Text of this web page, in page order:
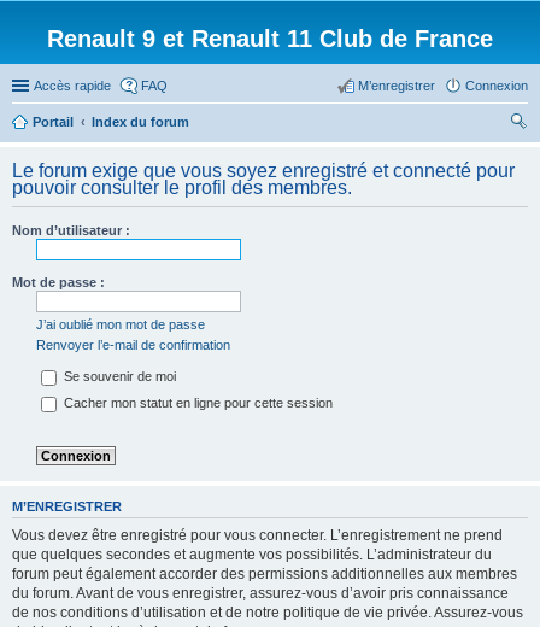
Renault 9 et Renault 11 Club de France
Accès rapide FAQ Connexion
M’enregistrer
Portail
Index du forum
her
ch
Le forum exige que vous soyez enregistré et connecté pour
pouvoir consulter le profil des membres.
Nom d’utilisateur :
Mot de passe :
J’ai oublié mon mot de passe
Renvoyer l’e-mail de confirmation
Se souvenir de moi
Cacher mon statut en ligne pour cette session
M’ENREGISTRER
Vous devez être enregistré pour vous connecter. L’enregistrement ne prend
que quelques secondes et augmente vos possibilités. L’administrateur du
forum peut également accorder des permissions additionnelles aux membres
du forum. Avant de vous enregistrer, assurez-vous d’avoir pris connaissance
de nos conditions d’utilisation et de notre politique de vie privée. Assurez-vous